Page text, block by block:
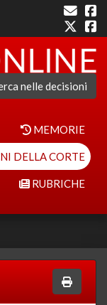
nelle decisioni
MEMORIE
DELLA CORTE
RUBRICHE